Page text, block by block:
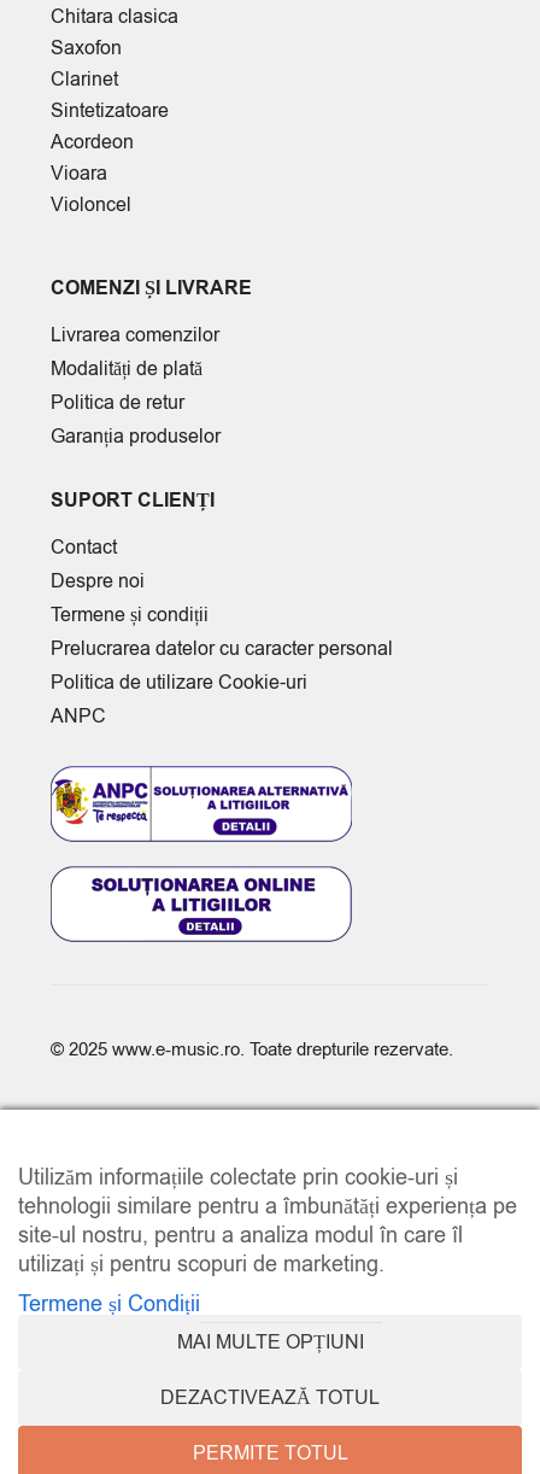
Chitara clasica
Saxofon
Clarinet
Sintetizatoare
Acordeon
Vioara
Violoncel
COMENZI ȘI LIVRARE
Livrarea comenzilor
Modalități de plată
Politica de retur
Garanția produselor
SUPORT CLIENȚI
Contact
Despre noi
Termene și condiții
Prelucrarea datelor cu caracter personal
Politica de utilizare Cookie-uri
ANPC
© 2025 www.e-music.ro. Toate drepturile rezervate.
Utilizăm informațiile colectate prin cookie-uri și
tehnologii similare pentru a îmbunătăți experiența pe
site-ul nostru, pentru a analiza modul în care îl
utilizați și pentru scopuri de marketing.
Termene și Condiții
MAI MULTE OPȚIUNI
DEZACTIVEAZĂ TOTUL
PERMITE TOTUL
COMPARE (0)
COMPARE
REMOVE ALL PRODUCTS